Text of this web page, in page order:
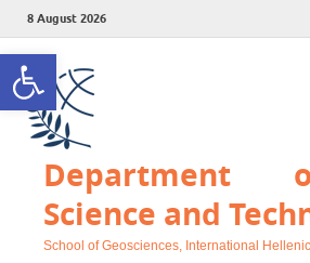
Open toolbar
8 August 2026
Department
Science and
School of Geosciences, International